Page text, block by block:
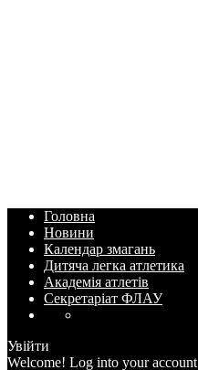
Головна
Новини
Календар змагань
Дитяча легка атлетика
Академія атлетів
Секретаріат ФЛАУ
Увійти
Welcome! Log into your account